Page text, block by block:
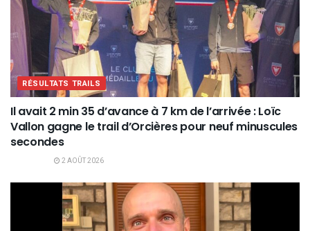
RÉSULTATS TRAILS
Il avait 2 min 35 d’avance à 7 km de l’arrivée : Loïc
Vallon gagne le trail d’Orcières pour neuf minuscules
secondes
2 AOÛT 2026